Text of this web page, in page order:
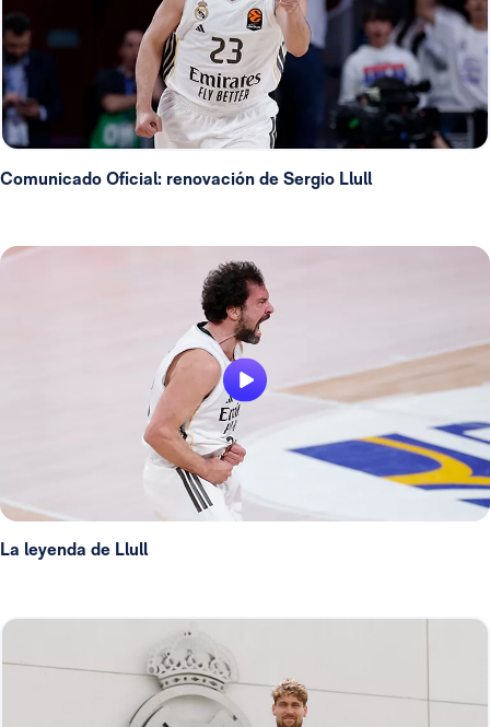
Comunicado Oficial: renovación de Sergio Llull
La leyenda de Llull